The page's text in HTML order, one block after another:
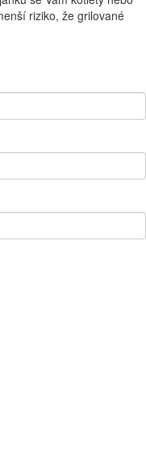
riziko, že grilované